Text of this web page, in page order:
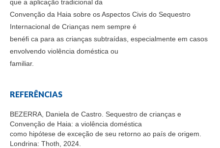
que a aplicação tradicional da
Convenção da Haia sobre os Aspectos Civis do Sequestro
Internacional de Crianças nem sempre é
benéfi ca para as crianças subtraídas, especialmente em casos
envolvendo violência doméstica ou
familiar.
REFERÊNCIAS
BEZERRA, Daniela de Castro. Sequestro de crianças e
Convenção de Haia: a violência doméstica
como hipótese de exceção de seu retorno ao país de origem.
Londrina: Thoth, 2024.